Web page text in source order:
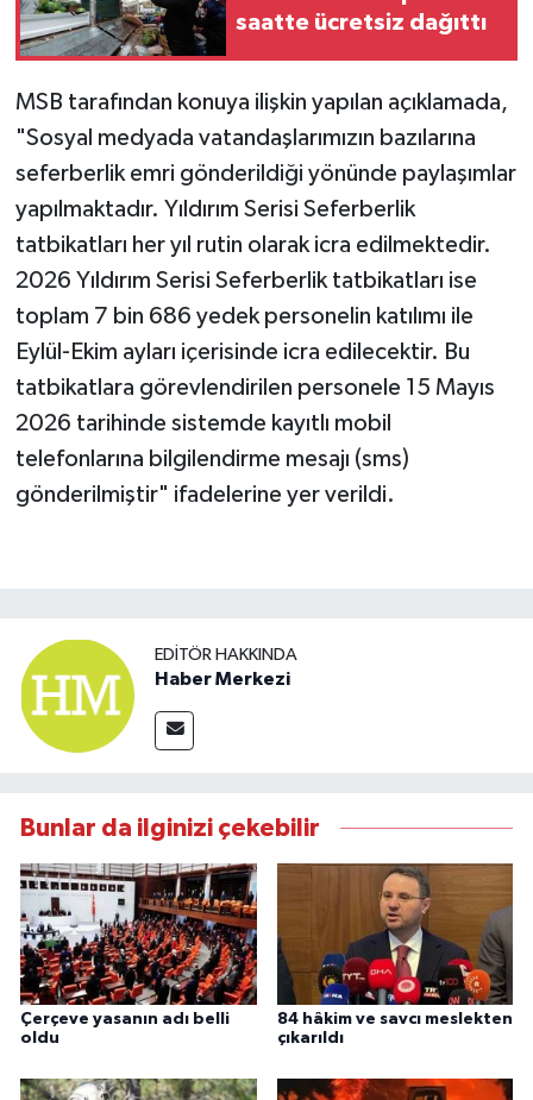
saatte ücretsiz dağıttı
MSB tarafından konuya ilişkin yapılan açıklamada,
"Sosyal medyada vatandaşlarımızın bazılarına
seferberlik emri gönderildiği yönünde paylaşımlar
yapılmaktadır. Yıldırım Serisi Seferberlik
tatbikatları her yıl rutin olarak icra edilmektedir.
2026 Yıldırım Serisi Seferberlik tatbikatları ise
toplam 7 bin 686 yedek personelin katılımı ile
Eylül-Ekim ayları içerisinde icra edilecektir. Bu
tatbikatlara görevlendirilen personele 15 Mayıs
2026 tarihinde sistemde kayıtlı mobil
telefonlarına bilgilendirme mesajı (sms)
gönderilmiştir" ifadelerine yer verildi.
EDITÖR HAKKINDA
Haber Merkezi
Bunlar da ilginizi çekebilir
Çerçeve yasanın adı belli
oldu
84 hâkim ve savcı meslekten
çıkarıldı